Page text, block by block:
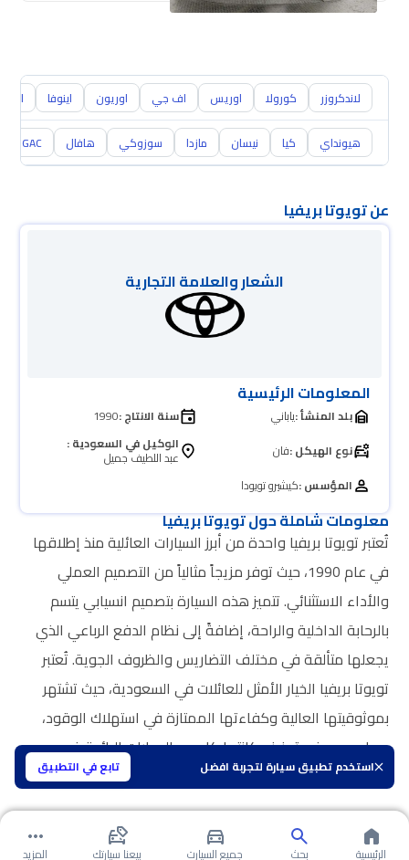
استخدم تطبيق سيارة لتجربة افضل تابع في التطبيق
لاندكروزر كورولا اوريس اف جي اوريون اينوفا ايكو
هيونداي كيا نيسان مازدا سوزوكي هافال GAC
عن تويوتا بريفيا
الشعار والعلامة التجارية
المعلومات الرئيسية
بلد المنشأ :ياباني سنة الانتاج :1990
نوع الهيكل :فان الوكيل في السعودية :
عبد اللطيف جميل
المؤسس :كيشيرو تويودا
معلومات شاملة حول تويوتا بريفيا
تُعتبر تويوتا بريفيا واحدة من أبرز السيارات العائلية منذ إطلاقها
في عام 1990، حيث توفر مزيجاً مثالياً من التصميم العملي
والأداء الاستثنائي. تتميز هذه السيارة بتصميم انسيابي يتسم
بالرحابة الداخلية والراحة، إضافةً إلى نظام الدفع الرباعي الذي
يجعلها متألقة في مختلف التضاريس والظروف الجوية. تُعتبر
تويوتا بريفيا الخيار الأمثل للعائلات في السعودية، حيث تشتهر
بموثوقيتها العالية وكفاءتها الممتازة في استهلاك الوقود،
مما يسهم في تعزيز مكانتها كإحدى السيارات الرائدة في
السوق المحلي.
الرئيسية بحث جميع السيارت بيعنا سيارتك المزيد